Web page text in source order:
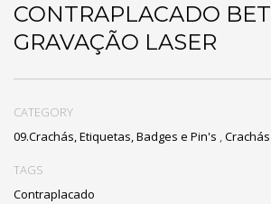
CONTRAPLACADO
GRAVAÇÃO LASER
CATEGORY
09.Crachás, Etiquetas, Badges e Pin's ,Crachás
TAGS
Contraplacado